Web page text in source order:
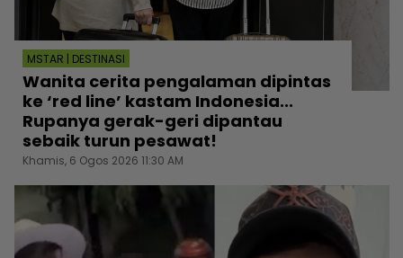
MSTAR | DESTINASI
Wanita cerita pengalaman dipintas
ke ‘red line’ kastam Indonesia...
Rupanya gerak-geri dipantau
sebaik turun pesawat!
Khamis, 6 Ogos 2026 11:30 AM